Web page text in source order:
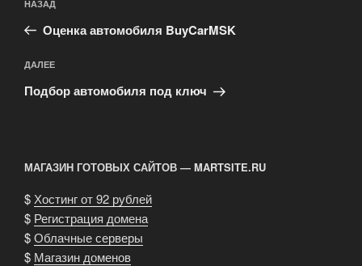
по
записям
Предыдущая
запись:
НАЗАД
Оценка автомобиля BuyCarMSK
Следующая
запись
ДАЛЕЕ
Подбор автомобиля под ключ
МАГАЗИН ГОТОВЫХ САЙТОВ — MARTSITE.RU
$ Хостинг от 92 рублей
$ Регистрация домена
$Облачные серверы
$ Магазин доменов